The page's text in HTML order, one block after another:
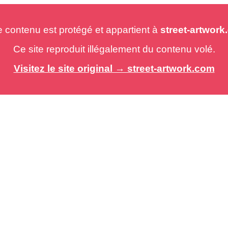
est protégé et appartient à street-
Ce site reproduit illégalement du contenu volé.
Visitez le site original → street-artwork.com